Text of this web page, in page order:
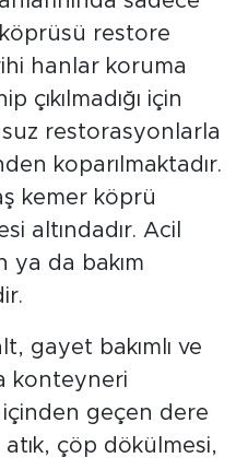
restore
hanlar koruma
çıkılmadığı için
restorasyonlarla
koparılmaktadır.
kemer köprü
altındadır. Acil
ya da bakım
gayet bakımlı ve
konteyneri
geçen dere
çöp dökülmesi,